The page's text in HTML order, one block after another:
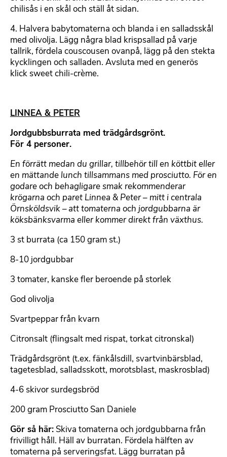
chilisås i en skål och ställ åt sidan.
4. Halvera babytomaterna och blanda i en salladsskål
med olivolja. Lägg några blad krispsallad på varje
tallrik, fördela couscousen ovanpå, lägg på den stekta
kycklingen och salladen. Avsluta med en generös
klick sweet chili-crème.
LINNEA & PETER
Jordgubbsburrata med trädgårdsgrönt.
För 4 personer.
En förrätt medan du grillar, tillbehör till en köttbit eller
en mättande lunch tillsammans med prosciutto. För en
godare och behagligare smak rekommenderar
krögarna och paret Linnea & Peter – mitt i centrala
Örnsköldsvik – att tomaterna och jordgubbarna är
köksbänksvarma eller kommer direkt från växthus.
3 st burrata (ca 150 gram st.)
8-10 jordgubbar
3 tomater, kanske fler beroende på storlek
God olivolja
Svartpeppar från kvarn
Citronsalt (flingsalt med rispat, torkat citronskal)
Trädgårdsgrönt (t.ex. fänkålsdill, svartvinbärsblad,
tagetesblad, salladsskott, morotsblast, maskrosblad)
4-6 skivor surdegsbröd
200 gram Prosciutto San Daniele
Gör så här: Skiva tomaterna och jordgubbarna från
frivilligt håll. Häll av burratan. Fördela hälften av
tomaterna på serveringsfat. Lägg burratan på